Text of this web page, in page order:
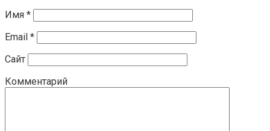
Имя *
Email *
Сайт
Комментарий